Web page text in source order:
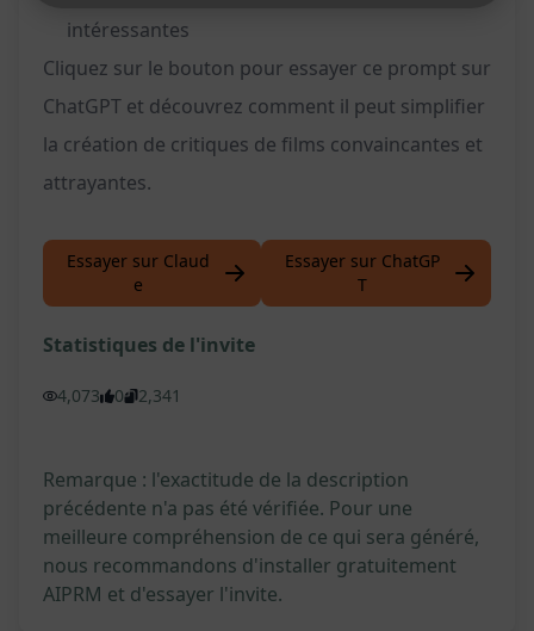
intéressantes
Cliquez sur le bouton pour essayer ce prompt sur
ChatGPT et découvrez comment il peut simplifier
la création de critiques de films convaincantes et
attrayantes.
Essayer sur Claud
e
Essayer sur ChatGP
T
Statistiques de l'invite
4,073 0 2,341
Remarque : l'exactitude de la description
précédente n'a pas été vérifiée. Pour une
meilleure compréhension de ce qui sera généré,
nous recommandons d'installer gratuitement
AIPRM et d'essayer l'invite.